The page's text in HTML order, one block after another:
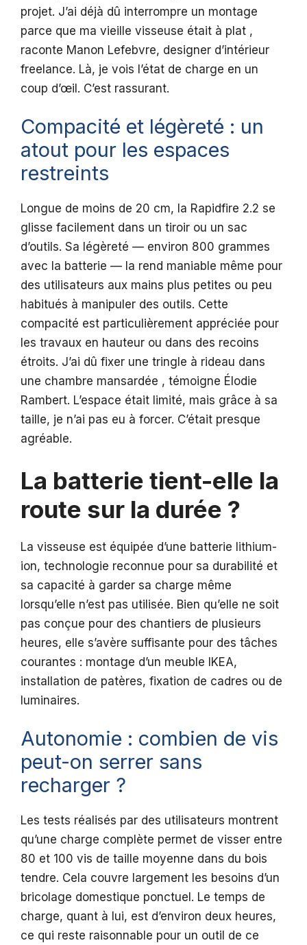
projet. J’ai déjà dû interrompre un montage
parce que ma vieille visseuse était à plat ,
raconte Manon Lefebvre, designer d’intérieur
freelance. Là, je vois l’état de charge en un
coup d’œil. C’est rassurant.
Compacité et légèreté : un
atout pour les espaces
restreints
Longue de moins de 20 cm, la Rapidfire 2.2 se
glisse facilement dans un tiroir ou un sac
d’outils. Sa légèreté — environ 800 grammes
avec la batterie — la rend maniable même pour
des utilisateurs aux mains plus petites ou peu
habitués à manipuler des outils. Cette
compacité est particulièrement appréciée pour
les travaux en hauteur ou dans des recoins
étroits. J’ai dû fixer une tringle à rideau dans
une chambre mansardée , témoigne Élodie
Rambert. L’espace était limité, mais grâce à sa
taille, je n’ai pas eu à forcer. C’était presque
agréable.
La batterie tient-elle la
route sur la durée ?
La visseuse est équipée d’une batterie lithium-
ion, technologie reconnue pour sa durabilité et
sa capacité à garder sa charge même
lorsqu’elle n’est pas utilisée. Bien qu’elle ne soit
pas conçue pour des chantiers de plusieurs
heures, elle s’avère suffisante pour des tâches
courantes : montage d’un meuble IKEA,
installation de patères, fixation de cadres ou de
luminaires.
Autonomie : combien de vis
peut-on serrer sans
recharger ?
Les tests réalisés par des utilisateurs montrent
qu’une charge complète permet de visser entre
80 et 100 vis de taille moyenne dans du bois
tendre. Cela couvre largement les besoins d’un
bricolage domestique ponctuel. Le temps de
charge, quant à lui, est d’environ deux heures,
ce qui reste raisonnable pour un outil de ce